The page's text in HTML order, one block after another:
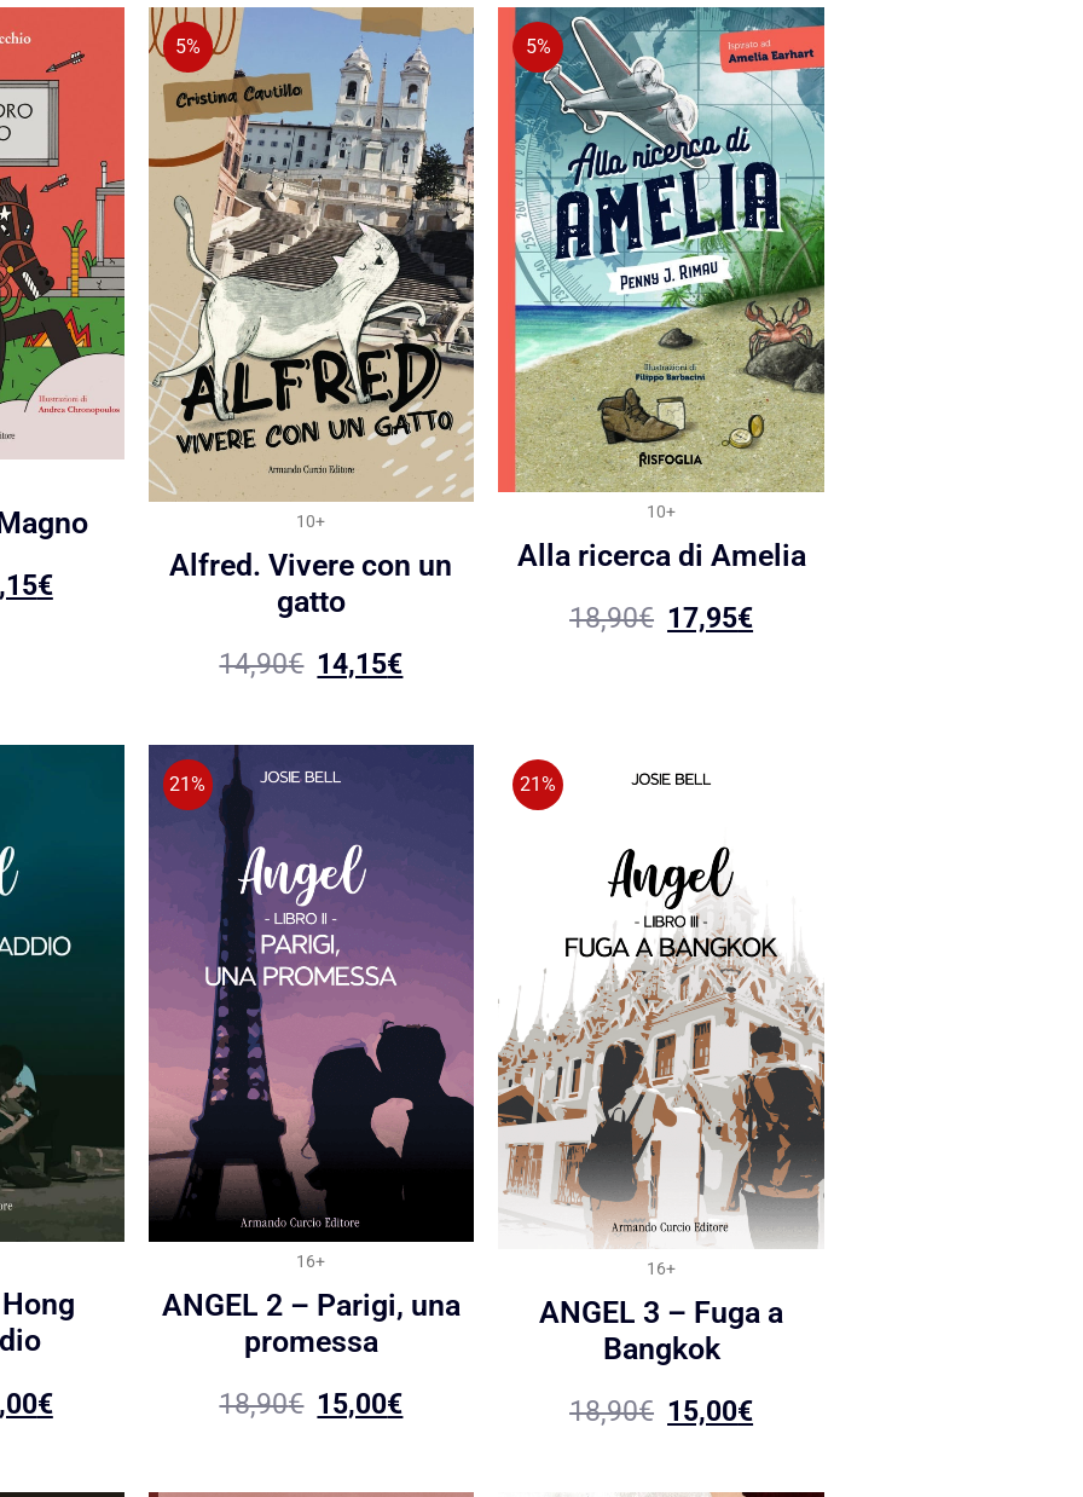
€
5%
10+
Alfred. Vivere con un
gatto
14,90€ 14,15€
5%
10+
Alla ricerca di Amelia
18,90€ 17,95€
€
21%
16+
ANGEL 2 – Parigi, una
promessa
18,90€ 15,00€
21%
16+
ANGEL 3 – Fuga a
Bangkok
18,90€ 15,00€